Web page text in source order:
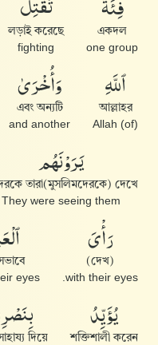
একদল
one group
লড়াই করেছে
fighting
ٱللَّهِ
আল্লাহর
(of) Allah
وَأُخْرَىٰ
এবং অন্যটি
and another
يَرَوْنَهُم
তারা(মুসলিমদেরকে) দেখে
They were seeing them
رَأْىَ
(দেখ)
with their eyes.
eyes.
يُؤَيِّدُ
শক্তিশালী করেন
দিয়ে